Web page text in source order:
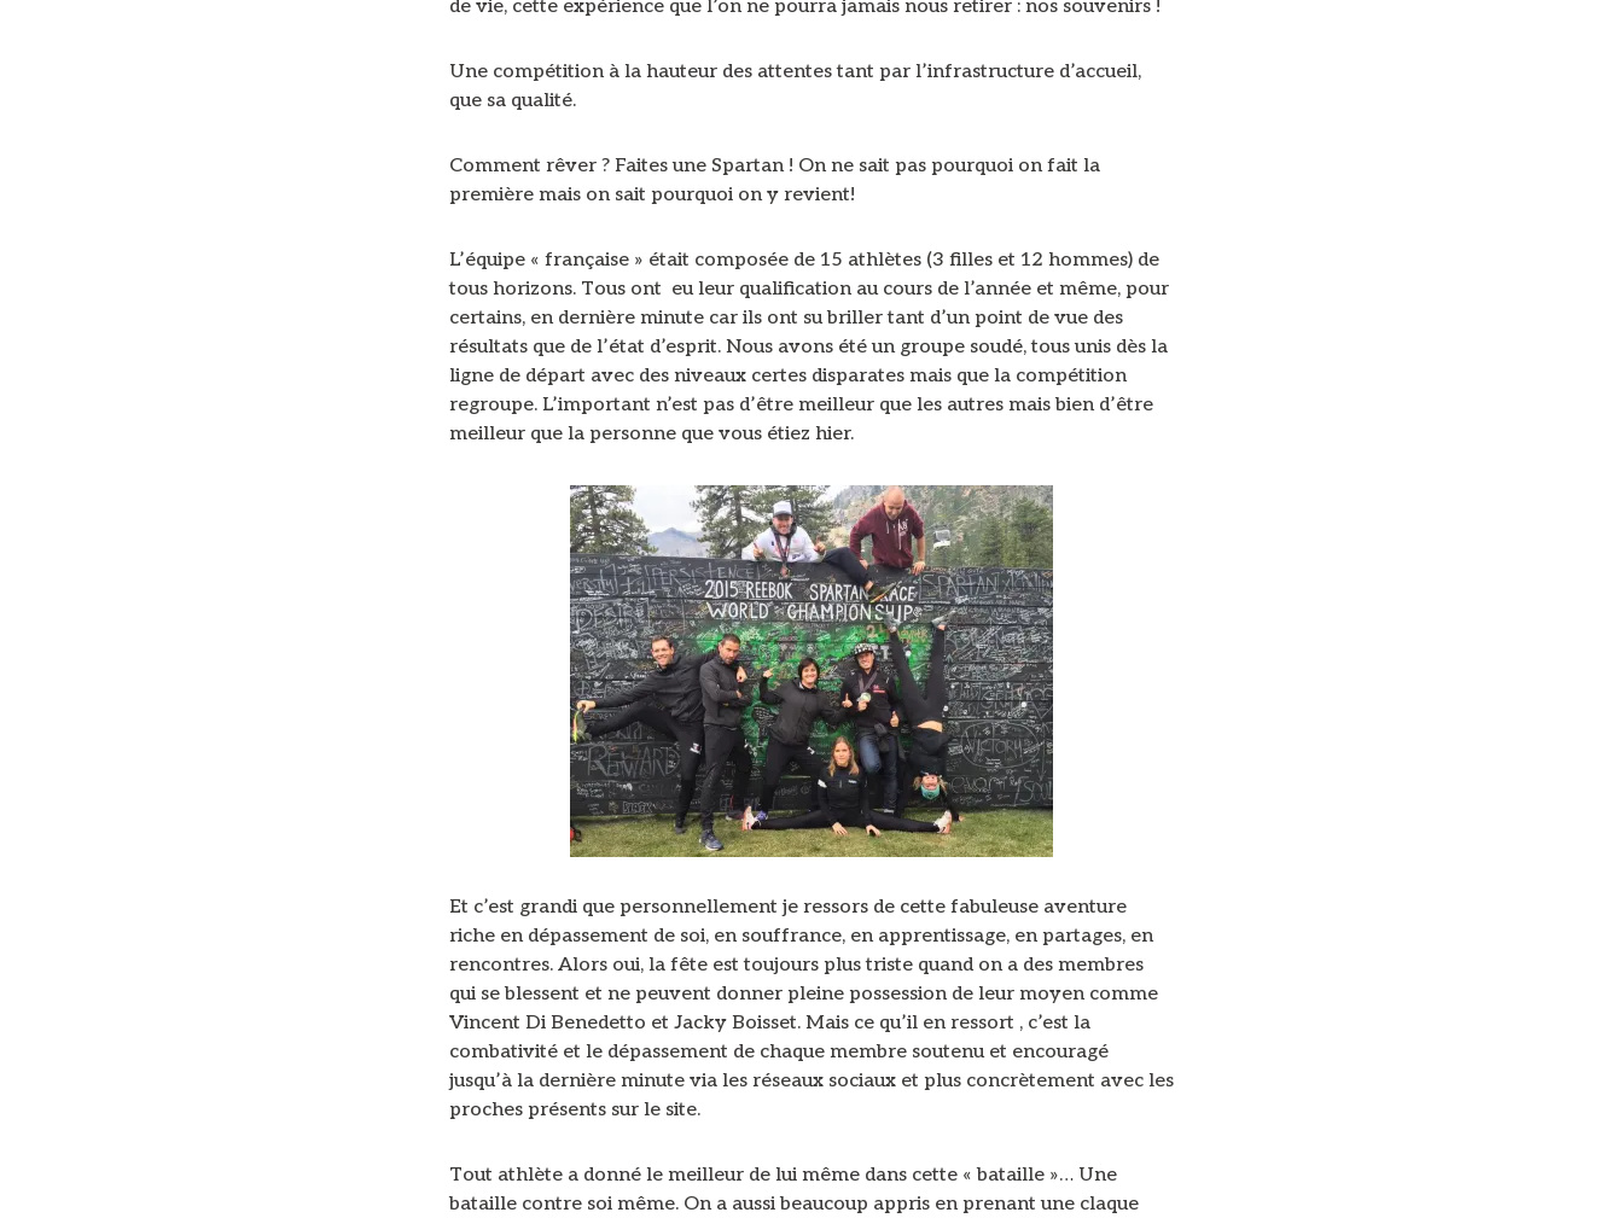
de vie, cette expérience que l’on ne pourra jamais nous retirer : nos souvenirs !
Une compétition à la hauteur des attentes tant par l’infrastructure d’accueil,
que sa qualité.
Comment rêver ? Faites une Spartan ! On ne sait pas pourquoi on fait la
première mais on sait pourquoi on y revient!
L’équipe « française » était composée de 15 athlètes (3 filles et 12 hommes) de
tous horizons. Tous ont eu leur qualification au cours de l’année et même, pour
certains, en dernière minute car ils ont su briller tant d’un point de vue des
résultats que de l’état d’esprit. Nous avons été un groupe soudé, tous unis dès la
ligne de départ avec des niveaux certes disparates mais que la compétition
regroupe. L’important n’est pas d’être meilleur que les autres mais bien d’être
meilleur que la personne que vous étiez hier.
Et c’est grandi que personnellement je ressors de cette fabuleuse aventure
riche en dépassement de soi, en souffrance, en apprentissage, en partages, en
rencontres. Alors oui, la fête est toujours plus triste quand on a des membres
qui se blessent et ne peuvent donner pleine possession de leur moyen comme
Vincent Di Benedetto et Jacky Boisset. Mais ce qu’il en ressort , c’est la
combativité et le dépassement de chaque membre soutenu et encouragé
jusqu’à la dernière minute via les réseaux sociaux et plus concrètement avec les
proches présents sur le site.
Tout athlète a donné le meilleur de lui même dans cette « bataille »… Une
bataille contre soi même. On a aussi beaucoup appris en prenant une claque